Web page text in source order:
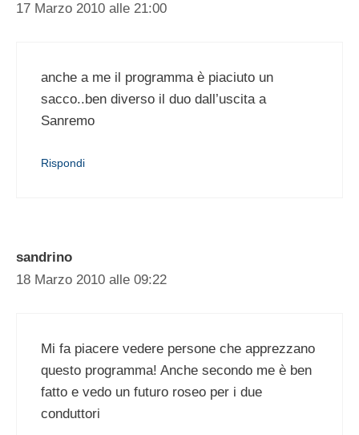
17 Marzo 2010 alle 21:00
anche a me il programma è piaciuto un
sacco..ben diverso il duo dall’uscita a
Sanremo
Rispondi
sandrino
18 Marzo 2010 alle 09:22
Mi fa piacere vedere persone che apprezzano
questo programma! Anche secondo me è ben
fatto e vedo un futuro roseo per i due
conduttori